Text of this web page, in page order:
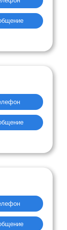
телефон
телефон